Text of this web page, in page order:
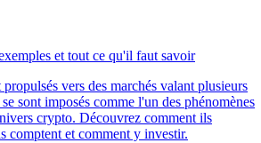
et tout ce qu'il faut savoir
vers des marchés valant plusieurs
sont imposés comme l'un des phénomènes
crypto. Découvrez comment ils
comptent et comment y investir.